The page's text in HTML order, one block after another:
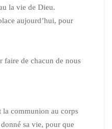
la vie de Dieu.
aujourd’hui, pour
faire de chacun de nous
la communion au corps
sa vie, pour que